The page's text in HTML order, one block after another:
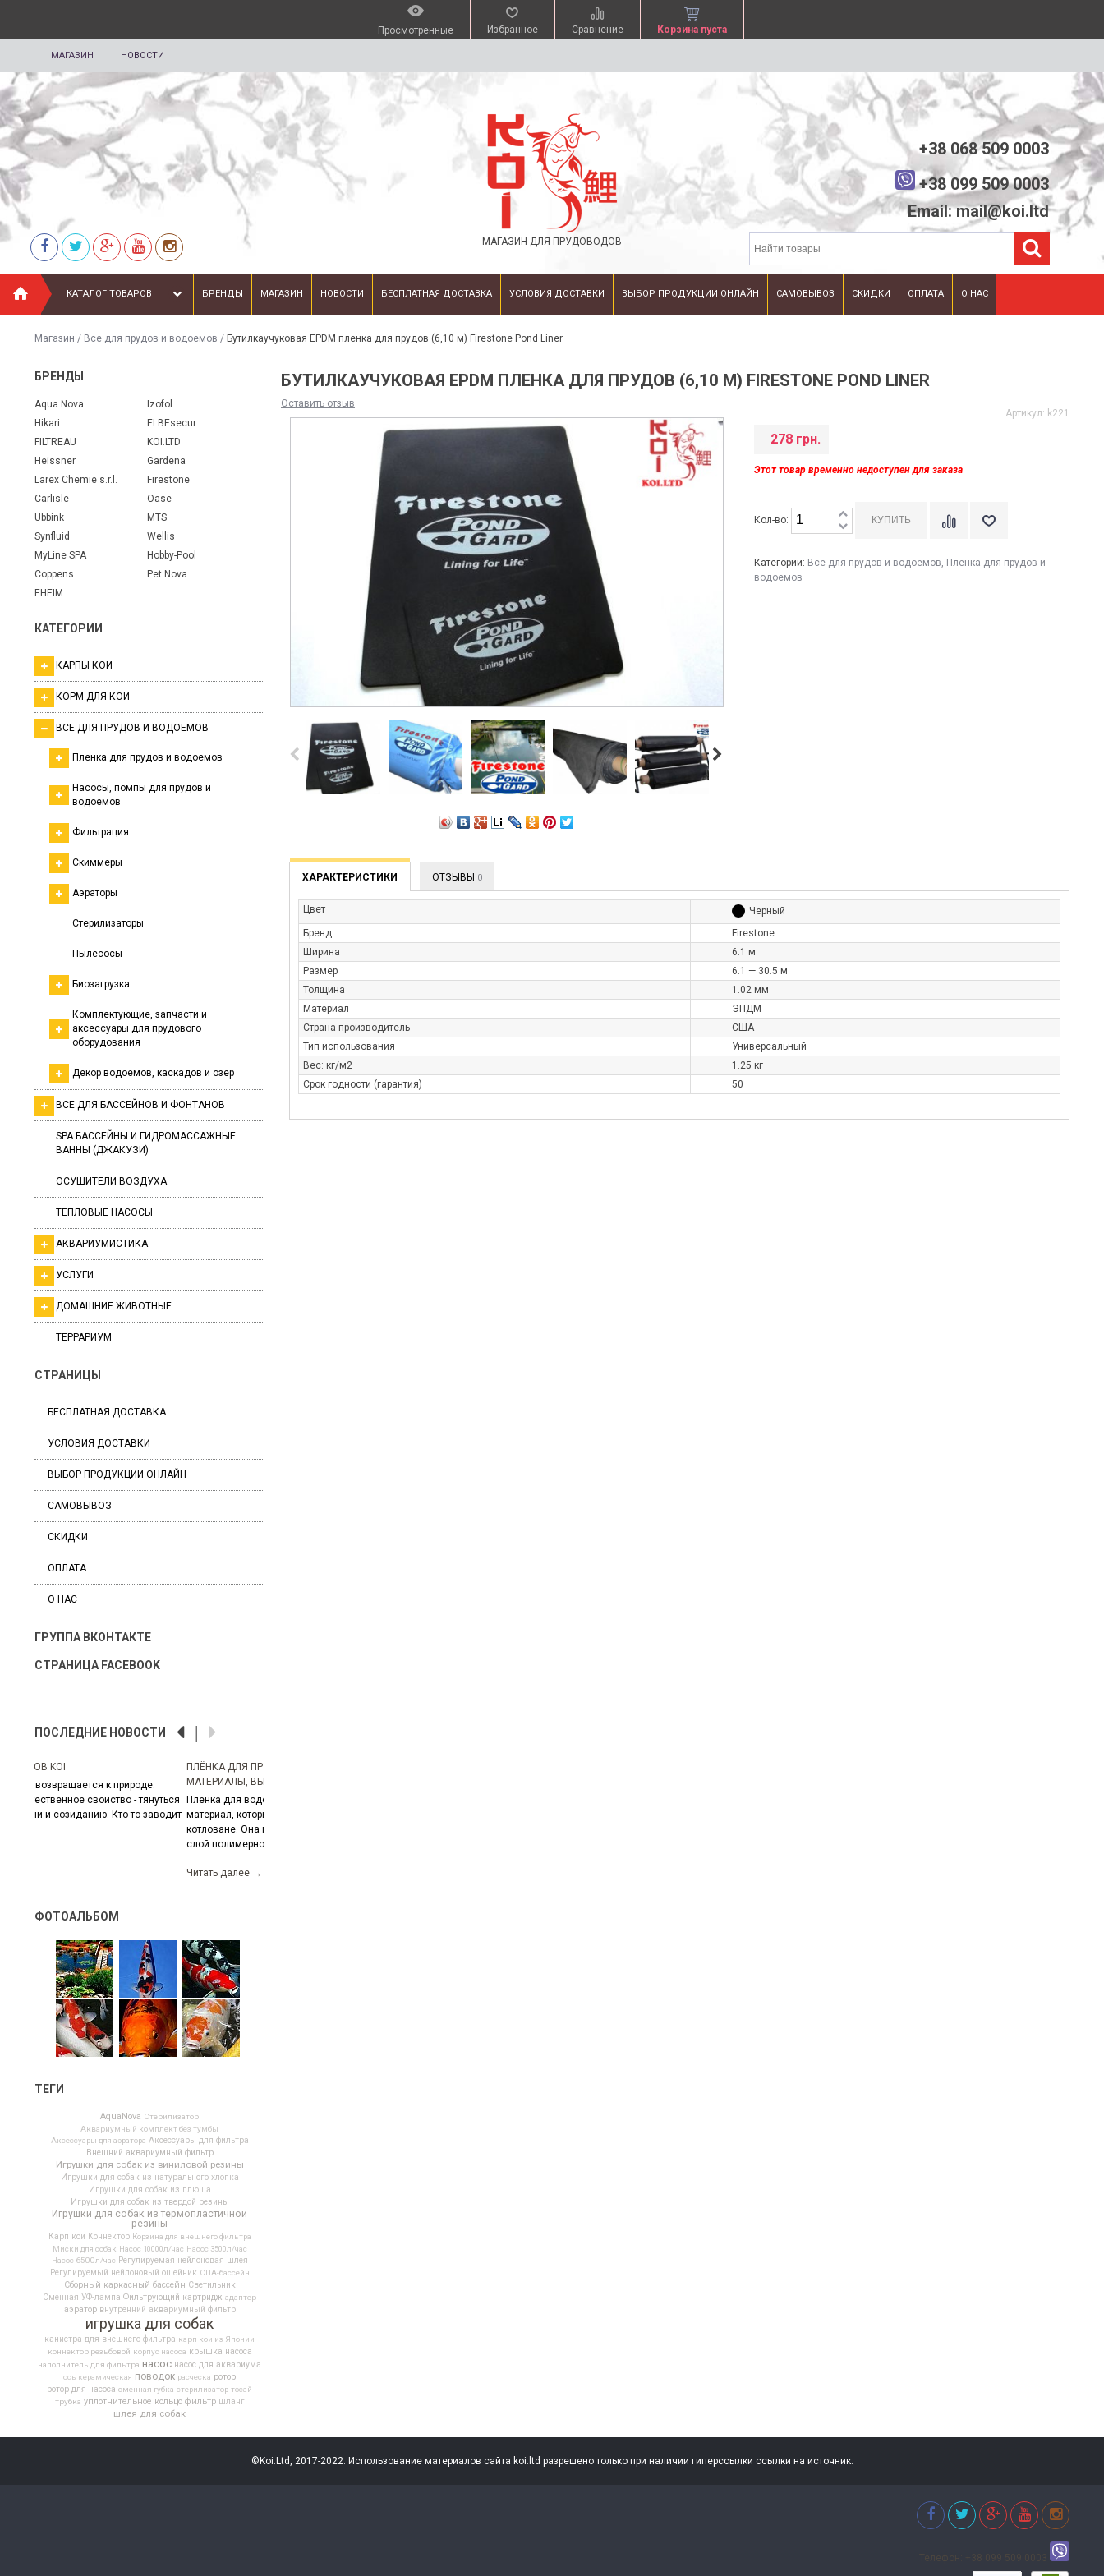
Просмотренные Избранное Сравнение Корзина пуста
МАГАЗИН НОВОСТИ
МАГАЗИН ДЛЯ ПРУДОВОДОВ
+38 068 509 0003
+38 099 509 0003
Email: mail@koi.ltd
КАТАЛОГ ТОВАРОВ БРЕНДЫ МАГАЗИН НОВОСТИ БЕСПЛАТНАЯ ДОСТАВКА УСЛОВИЯ ДОСТАВКИ ВЫБОР ПРОДУКЦИИ ОНЛАЙН САМОВЫВОЗ СКИДКИ ОПЛАТА О НАС
Магазин / Все для прудов и водоемов / Бутилкаучуковая EPDM пленка для прудов (6,10 м) Firestone Pond Liner
БРЕНДЫ
Aqua Nova
Izofol
Hikari
ELBEsecur
FILTREAU
KOI.LTD
Heissner
Gardena
Larex Chemie s.r.l.
Firestone
Carlisle
Oase
Ubbink
MTS
Synfluid
Wellis
MyLine SPA
Hobby-Pool
Coppens
Pet Nova
EHEIM
КАТЕГОРИИ
КАРПЫ КОИ
КОРМ ДЛЯ КОИ
ВСЕ ДЛЯ ПРУДОВ И ВОДОЕМОВ
Пленка для прудов и водоемов
Насосы, помпы для прудов и
водоемов
Фильтрация
Скиммеры
Аэраторы
Стерилизаторы
Пылесосы
Биозагрузка
Комплектующие, запчасти и
аксессуары для прудового
оборудования
Декор водоемов, каскадов и озер
ВСЕ ДЛЯ БАССЕЙНОВ И ФОНТАНОВ
SPA БАССЕЙНЫ И ГИДРОМАССАЖНЫЕ
ВАННЫ (ДЖАКУЗИ)
ОСУШИТЕЛИ ВОЗДУХА
ТЕПЛОВЫЕ НАСОСЫ
АКВАРИУМИСТИКА
УСЛУГИ
ДОМАШНИЕ ЖИВОТНЫЕ
ТЕРРАРИУМ
СТРАНИЦЫ
БЕСПЛАТНАЯ ДОСТАВКА
УСЛОВИЯ ДОСТАВКИ
ВЫБОР ПРОДУКЦИИ ОНЛАЙН
САМОВЫВОЗ
СКИДКИ
ОПЛАТА
О НАС
ГРУППА ВКОНТАКТЕ
СТРАНИЦА FACEBOOK
ПОСЛЕДНИЕ НОВОСТИ
ПЛЁНКА ДЛЯ ПРУДОВ И ВОДОЁМОВ:
МАТЕРИАЛЫ, ВЫБОР И УСТАНОВКА
Плёнка для водоёма — это непроницаемый
материал, который удерживает воду в
котловане. Она представляет собой тонкий
ФОТОАЛЬБОМ
ТЕГИ
AquaNova Cтерилизатор
Аквариумный комплект без тумбы
Аксессуары для аэратора Аксессуары для фильтра
Внешний аквариумный фильтр
Игрушки для собак из виниловой резины
Игрушки для собак из натурального хлопка
Игрушки для собак из плюша
Игрушки для собак из твердой резины
Игрушки для собак из термопластичной
резины
Карп кои Коннектор Корзина для внешнего фильтра
Миски для собак Насос 10000л/час Насос 3500л/час
Насос 6500л/час Регулируемая нейлоновая шлея
Регулируемый нейлоновый ошейник СПА-бассейн
Сборный каркасный бассейн Светильник
Сменная УФ-лампа Фильтрующий картридж адаптер
аэратор внутренний аквариумный фильтр
игрушка для собак
канистра для внешнего фильтра карп кои из Японии
коннектор резьбовой корпус насоса крышка насоса
наполнитель для фильтра насос насос для аквариума
ось керамическая поводок расческа ротор
ротор для насоса сменная губка стерилизатор тосай
трубка уплотнительное кольцо фильтр шланг
шлея для собак
БУТИЛКАУЧУКОВАЯ EPDM ПЛЕНКА ДЛЯ ПРУДОВ (6,10 М) FIRESTONE POND LINER
Оставить отзыв
Артикул: k221
278 грн.
Этот товар временно недоступен для заказа
Кол-во:
Категории: Все для прудов и водоемов, Пленка для прудов и
водоемов
ХАРАКТЕРИСТИКИ ОТЗЫВЫ 0
Цвет
Черный
Бренд
Firestone
Ширина
6.1 м
Размер
6.1 — 30.5 м
Толщина
1.02 мм
Материал
ЭПДМ
Страна производитель
США
Тип использования
Универсальный
Вес: кг/м2
1.25 кг
Срок годности (гарантия)
50
©Koi.Ltd, 2017-2022. Использование материалов сайта koi.ltd разрешено только при наличии гиперссылки ссылки на источник.
Телефон: +38 099 509 0003